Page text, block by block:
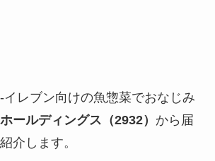
レブン向けの魚惣菜でおなじみ
ールディングス（2932） から届
介します。